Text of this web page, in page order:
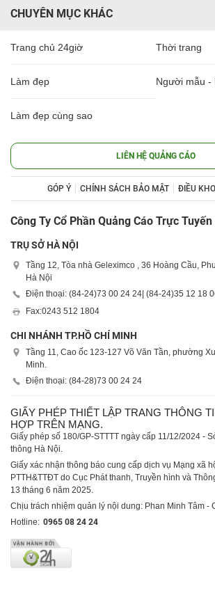
CHUYÊN MỤC KHÁC
Trang chủ 24giờ Thời trang
Làm đẹp Người mẫu -
Làm đẹp cùng sao
LIÊN HỆ QUẢNG CÁO
GÓP Ý CHÍNH SÁCH BẢO MẬT ĐIỀU
Công Ty Cổ Phần Quảng Cáo Trực
TRỤ SỞ HÀ NỘI
Tầng 12, Tòa nhà Geleximco , 36 Hoàng Cầu,
Hà Nội
Điện thoại: (84-24)73 00 24 24 | (84-24)35 12 18
Fax:0243 512 1804
CHI NHÁNH TP.HỒ CHÍ MINH
Tầng 11, Cao ốc 123-127 Võ Văn Tần, phường
Minh.
Điện thoại: (84-28)73 00 24 24
GIẤY PHÉP THIẾT LẬP TRANG THÔNG
HỢP TRÊN MẠNG.
Giấy phép số 180/GP-STTTT ngày cấp 11/12/2024 -
thông Hà Nội.
Giấy xác nhận thông báo cung cấp dịch vụ Mạng xã
PTTH&TTĐT do Cục Phát thanh, Truyền hình và
13 tháng 6 năm 2025.
Chịu trách nhiệm quản lý nội dung: Phan Minh Tâm -
Hotline: 0965 08 24 24